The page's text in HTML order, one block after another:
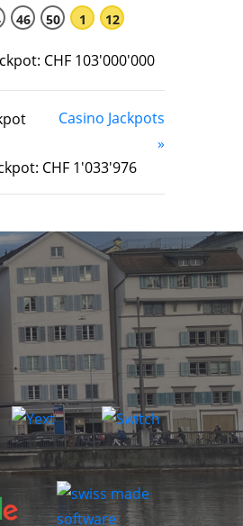
46 50 1 12
CHF 103'000'000
Casino Jackpots
»
CHF 1'033'976